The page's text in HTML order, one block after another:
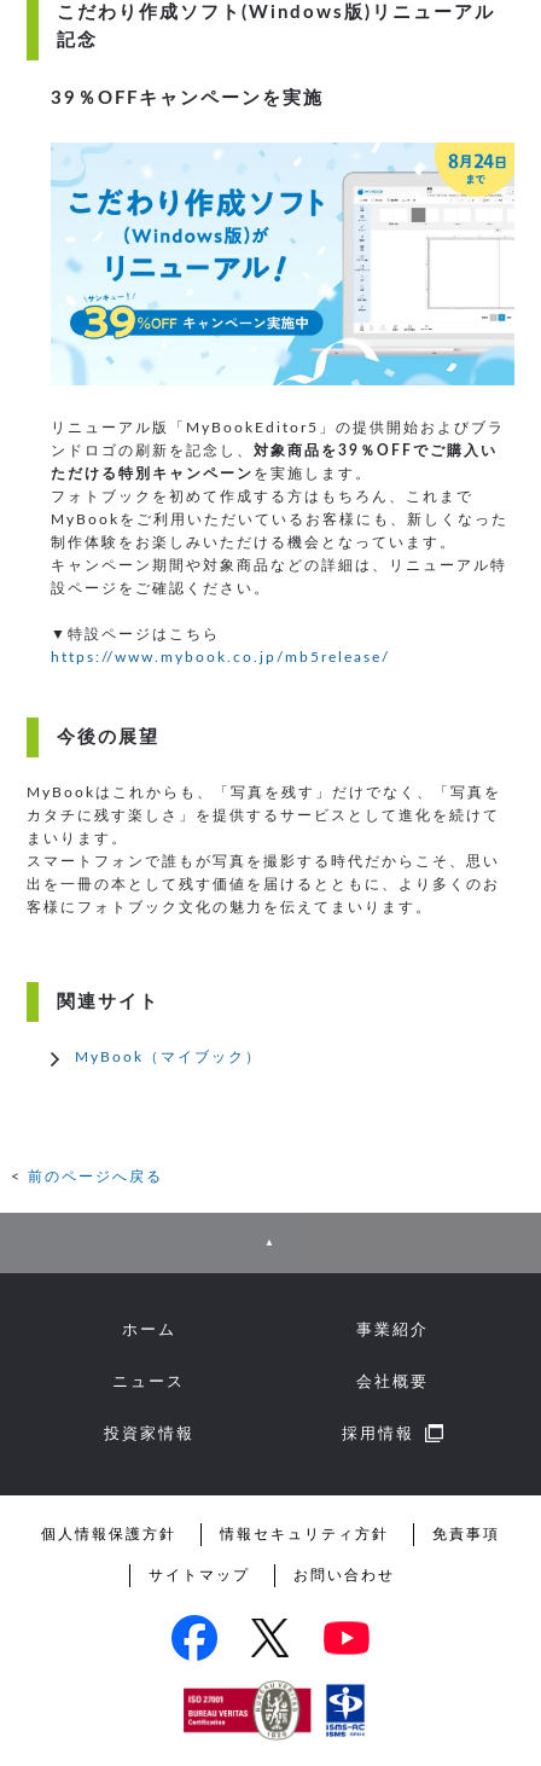
こだわり作成ソフト(Windows版)リニューアル
記念
39％OFFキャンペーンを実施
リニューアル版「MyBookEditor5」の提供開始およびブラ
ンドロゴの刷新を記念し、対象商品を39％OFFでご購入い
ただける特別キャンペーン を実施します。
フォトブックを初めて作成する方はもちろん、これまで
MyBookをご利用いただいているお客様にも、新しくなった
制作体験をお楽しみいただける機会となっています。
キャンペーン期間や対象商品などの詳細は、リニューアル特
設ページをご確認ください。
▼特設ページはこちら
https://www.mybook.co.jp/mb5release/
今後の展望
MyBookはこれからも、「写真を残す」だけでなく、「写真を
カタチに残す楽しさ」を提供するサービスとして進化を続けて
まいります。
スマートフォンで誰もが写真を撮影する時代だからこそ、思い
出を一冊の本として残す価値を届けるとともに、より多くのお
客様にフォトブック文化の魅力を伝えてまいります。
関連サイト
MyBook（マイブック）
前のページへ戻る
▲
ホーム 事業紹介
ニュース 会社概要
投資家情報 採用情報
個人情報保護方針 情報セキュリティ方針 免責事項
サイトマップ お問い合わせ